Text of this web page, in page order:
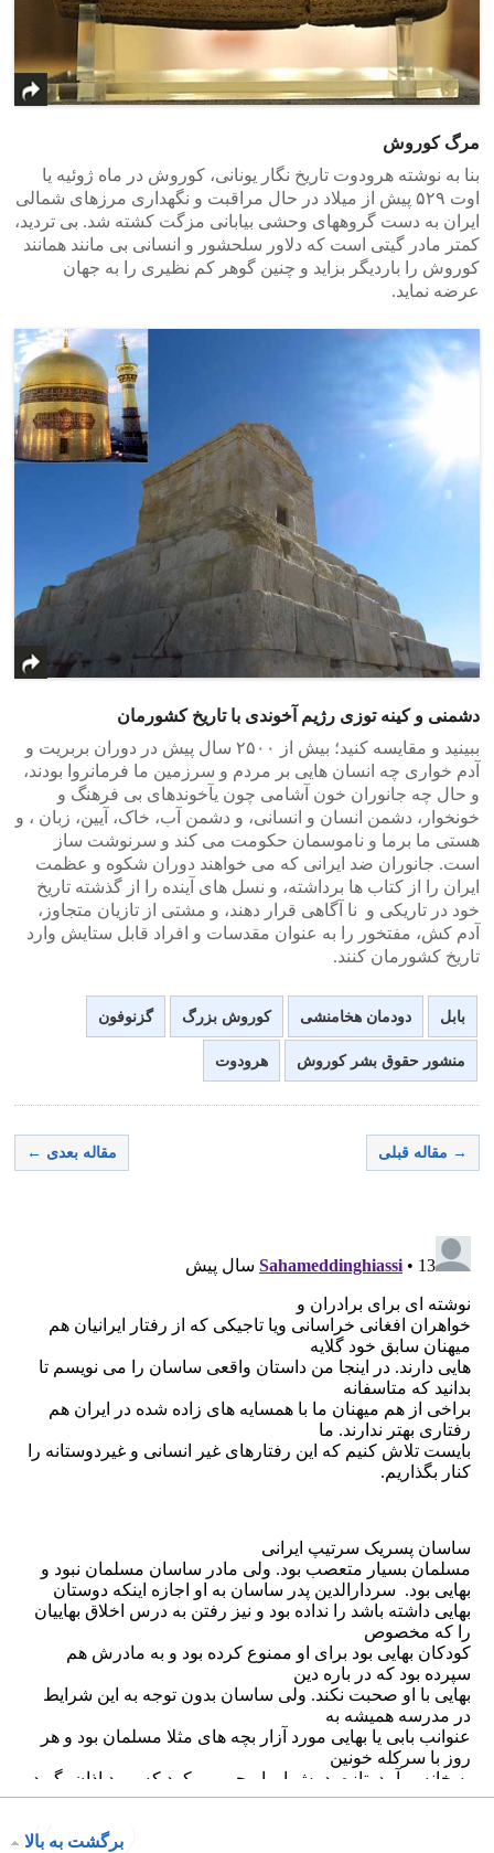
مرگ کوروش
بنا به نوشته هرودوت تاریخ نگار یونانی، کوروش در ماه ژوئیه یا
اوت ۵۲۹ پیش از میلاد در حال مراقبت و نگهداری مرزهای شمالی
ایران به دست گروههای وحشی بیابانی مزگت کشته شد. بی تردید،
کمتر مادر گیتی است که دلاور سلحشور و انسانی بی مانند همانند
کوروش را باردیگر بزاید و چنین گوهر کم نظیری را به جهان
عرضه نماید.
دشمنی و کینه توزی رژیم آخوندی با تاریخ کشورمان
ببینید و مقایسه کنید؛ بیش از ۲۵۰۰ سال پیش در دوران بربریت و
آدم خواری چه انسان هایی بر مردم و سرزمین ما فرمانروا بودند،
و حال چه جانوران خون آشامی چون یآخوندهای بی فرهنگ و
خونخوار، دشمن انسان و انسانی، و دشمن آب، خاک، آیین، زبان ، و
هستی ما برما و ناموسمان حکومت می کند و سرنوشت ساز
است. جانوران ضد ایرانی که می خواهند دوران شکوه و عظمت
ایران را از کتاب ها برداشته، و نسل های آینده را از گذشته تاریخ
خود در تاریکی و نا آگاهی قرار دهند، و مشتی از تازیان متجاوز،
آدم کش، مفتخور را به عنوان مقدسات و افراد قابل ستایش وارد
تاریخ کشورمان کنند.
بابل دودمان هخامنشی کوروش بزرگ گزنوفون
منشور حقوق بشر کوروش هرودوت
→ مقاله قبلی مقاله بعدی ←
برگشت به بالا